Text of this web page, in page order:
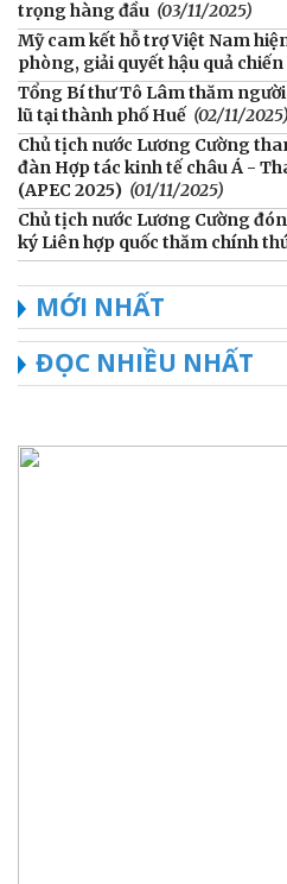
trọng hàng đầu (03/11/2025)
Mỹ cam kết hỗ trợ Việt Nam
phòng, giải quyết hậu quả
Tổng Bí thư Tô Lâm thăm
lũ tại thành phố Huế (02/11/2025)
Chủ tịch nước Lương Cường
đàn Hợp tác kinh tế châu Á -
(APEC 2025) (01/11/2025)
Chủ tịch nước Lương Cường
ký Liên hợp quốc thăm chính
MỚI NHẤT
ĐỌC NHIỀU NHẤT